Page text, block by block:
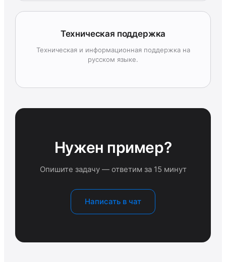
Техническая поддержка
Техническая и информационная поддержка на
русском языке.
Нужен пример?
Опишите задачу — ответим за 15 минут
Написать в чат